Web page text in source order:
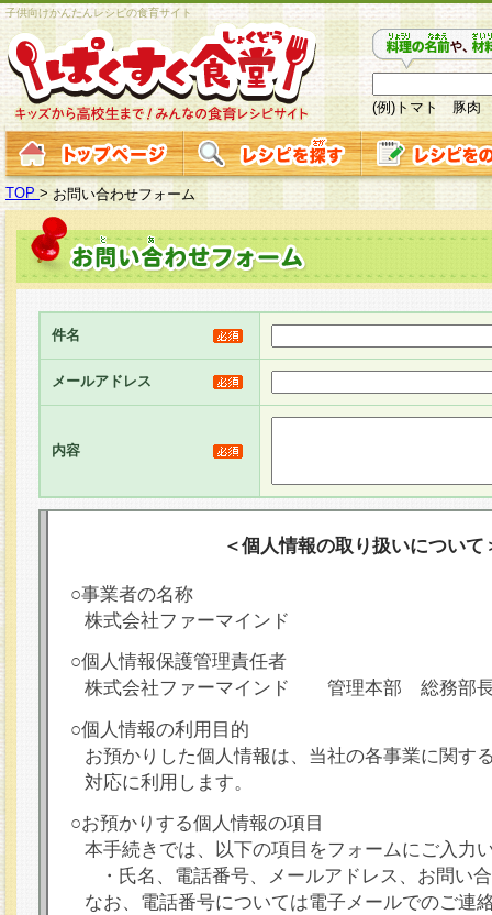
子供向けかんたんレシピの食育サイト
(例)トマト 豚肉
TOP > お問い合わせフォーム
件名
メールアドレス
内容
＜個人情報の取り扱いについて
○事業者の名称
株式会社ファーマインド
○個人情報保護管理責任者
株式会社ファーマインド 管理本部 総務部
○個人情報の利用目的
お預かりした個人情報は、当社の各事業に関す
対応に利用します。
○お預かりする個人情報の項目
本手続きでは、以下の項目をフォームにご入力
・氏名、電話番号、メールアドレス、お問い
なお、電話番号については電子メールでのご連